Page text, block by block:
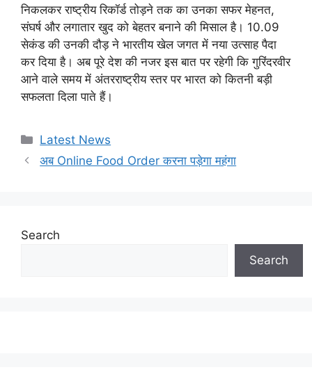
निकलकर राष्ट्रीय रिकॉर्ड तोड़ने तक का उनका सफर मेहनत,
संघर्ष और लगातार खुद को बेहतर बनाने की मिसाल है। 10.09
सेकंड की उनकी दौड़ ने भारतीय खेल जगत में नया उत्साह पैदा
कर दिया है। अब पूरे देश की नजर इस बात पर रहेगी कि गुरिंदरवीर
आने वाले समय में अंतरराष्ट्रीय स्तर पर भारत को कितनी बड़ी
सफलता दिला पाते हैं।
Categories
Latest News
अब Online Food Order करना पड़ेगा महंगा
Search
Search